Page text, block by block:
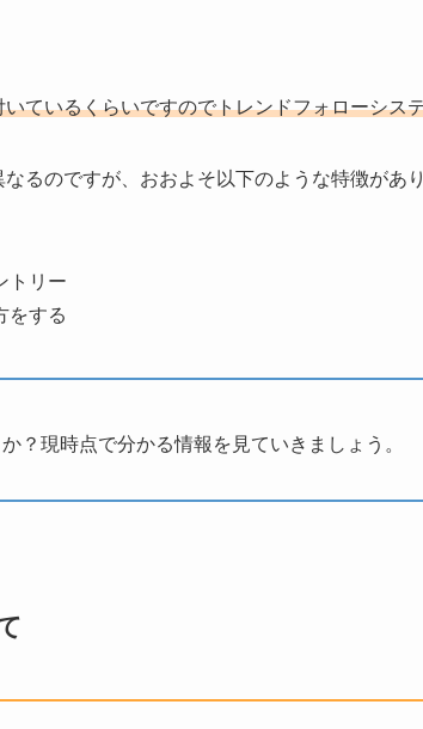
ているくらいですのでトレンドフォローシス
るのですが、おおよそ以下のような特徴があり
トリー
をする
？現時点で分かる情報を見ていきましょう。